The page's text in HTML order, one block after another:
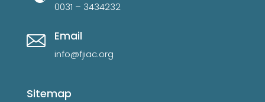
0031 – 3434232
Email
info@fjiac.org
Sitemap